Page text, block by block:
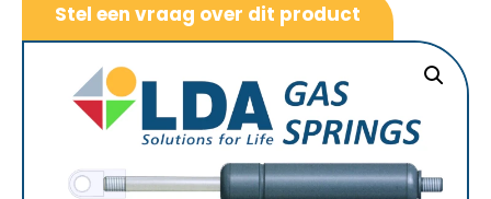
Stel een vraag over dit product